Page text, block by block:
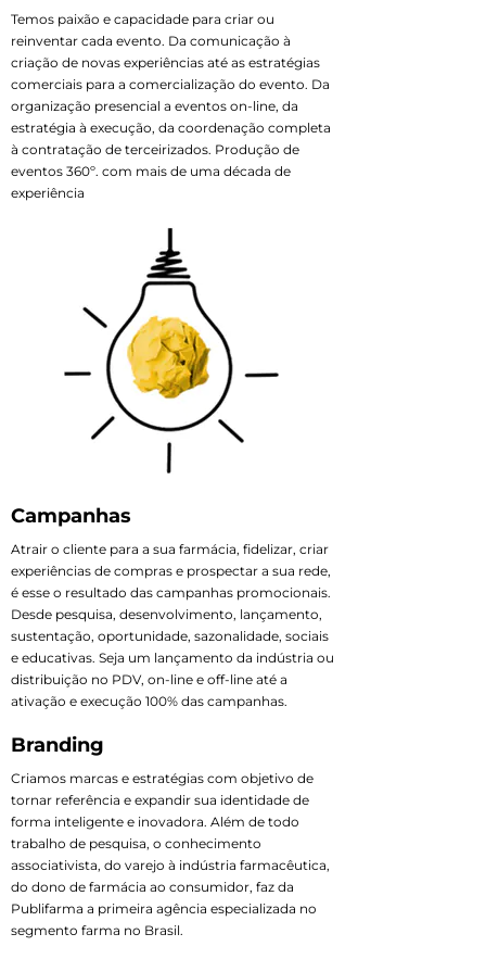
Temos paixão e capacidade para criar ou
reinventar cada evento. Da comunicação à
criação de novas experiências até as estratégias
comerciais para a comercialização do evento. Da
organização presencial a eventos on-line, da
estratégia à execução, da coordenação completa
à contratação de terceirizados. Produção de
eventos 360º. com mais de uma década de
experiência
Campanhas
Atrair o cliente para a sua farmácia, fidelizar, criar
experiências de compras e prospectar a sua rede,
é esse o resultado das campanhas promocionais.
Desde pesquisa, desenvolvimento, lançamento,
sustentação, oportunidade, sazonalidade, sociais
e educativas. Seja um lançamento da indústria ou
distribuição no PDV, on-line e off-line até a
ativação e execução 100% das campanhas.
Branding
Criamos marcas e estratégias com objetivo de
tornar referência e expandir sua identidade de
forma inteligente e inovadora. Além de todo
trabalho de pesquisa, o conhecimento
associativista, do varejo à indústria farmacêutica,
do dono de farmácia ao consumidor, faz da
Publifarma a primeira agência especializada no
segmento farma no Brasil.